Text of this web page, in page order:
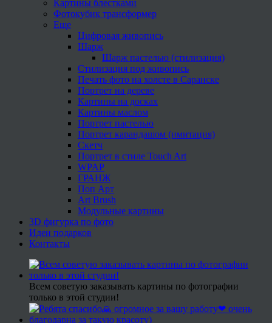
Картины блестками
Фотокубик трансформер
Еще
Цифровая живопись
Шарж
Шарж пастелью (стилизация)
Стилизация под живопись
Печать фото на холсте в Саранске
Портрет на дереве
Картины на досках
Картины маслом
Портрет пастелью
Портрет карандашом (имитация)
Скетч
Портрет в стиле Touch Art
WPAP
ГРАНЖ
Поп Арт
Art Brush
Модульные картины
3D фигурка по фото
Идеи подарков
Контакты
Всем советую заказывать картины по фотографии
только в этой студии!